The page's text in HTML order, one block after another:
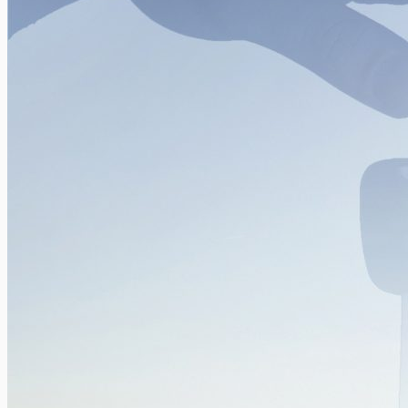
Wat is bijvoorbeeld de ideale fietsafstand tot je bestemming?...